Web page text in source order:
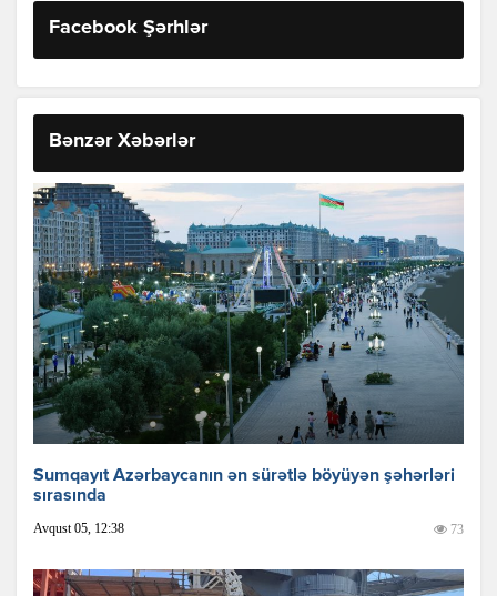
Facebook Şərhlər
Bənzər Xəbərlər
Sumqayıt Azərbaycanın ən sürətlə böyüyən şəhərləri
sırasında
Avqust 05, 12:38 73